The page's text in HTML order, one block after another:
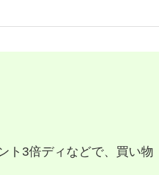
ト3倍ディなどで、買い物